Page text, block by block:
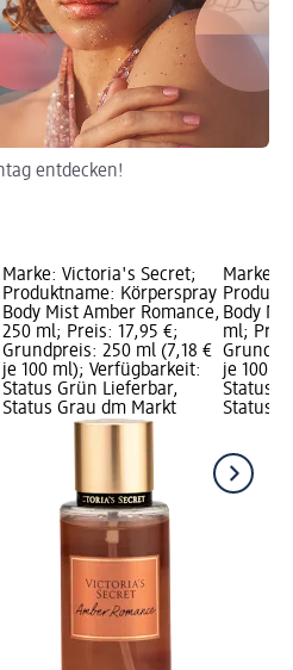
entdecken!
Marke: Victoria's Secret;
Produktname: Körperspray
Body Mist Amber Romance,
250 ml; Preis: 17,95 €;
Grundpreis: 250 ml (7,18 €
je 100 ml); Verfügbarkeit:
Status Grün Lieferbar,
Status Grau dm Markt
Marke:
Body
ml;
je 100
Status
Status